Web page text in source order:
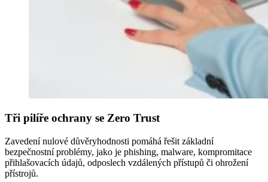
Tři pilíře ochrany se Zero Trust
Zavedení nulové důvěryhodnosti pomáhá řešit základní
bezpečnostní problémy, jako je phishing, malware, kompromitace
přihlašovacích údajů, odposlech vzdálených přístupů či ohrožení
přístrojů.